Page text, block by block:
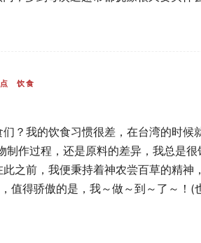
饮食
？我的饮食习惯很差，在台湾的时候
作过程，还是原料的差异，我总是
之前，我便秉持着神农尝百草的精神
值得骄傲的是，我～做～到～了～！(